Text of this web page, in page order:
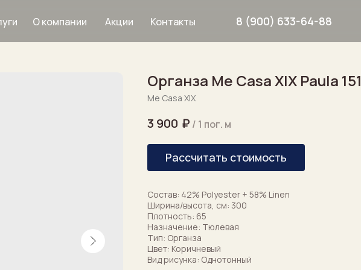
8 900 633 64 88
8 (900) 633-64-88
О компании
Дизайнерам
Контакты
Акции
Органза Me Casa XIX Paula 151
Me Casa XIX
3 900 ₽ / 1 пог. м
Рассчитать стоимость
Состав: 42% Polyester + 58% Linen
Ширина/высота, см: 300
Плотность: 65
Назначение: Тюлевая
Тип: Органза
Цвет: Коричневый
Вид рисунка: Однотонный